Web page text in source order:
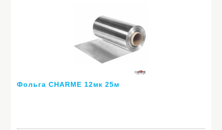
Фольга CHARME 12мк 25м